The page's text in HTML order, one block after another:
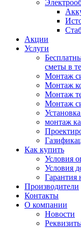
Акции
Услуги
сметы в
Монтаж
Монтаж
Монтаж
Монтаж
монтаж
Как купить
Условия
Условия
Гарантия
Производители
Контакты
О компании
Новости